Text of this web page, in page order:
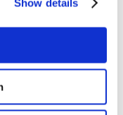
Show details
效果
度，可以在同一系
加工。